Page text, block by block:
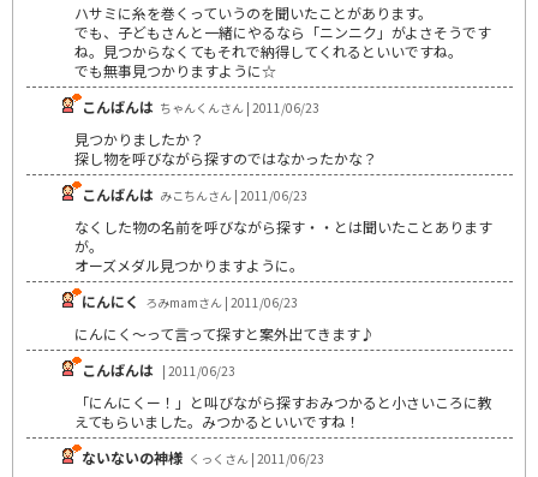
ハサミに糸を巻くっていうのを聞いたことがあります。
でも、子どもさんと一緒にやるなら「ニンニク」がよさそうです
ね。見つからなくてもそれで納得してくれるといいですね。
でも無事見つかりますように☆
こんばんは ちゃんくんさん | 2011/06/23
見つかりましたか？
探し物を呼びながら探すのではなかったかな？
こんばんは みこちんさん | 2011/06/23
なくした物の名前を呼びながら探す・・とは聞いたことあります
が。
オーズメダル見つかりますように。
にんにく ろみmamさん | 2011/06/23
にんにく～って言って探すと案外出てきます♪
こんばんは | 2011/06/23
「にんにくー！」と叫びながら探すおみつかると小さいころに教
えてもらいました。みつかるといいですね！
ないないの神様 くっくさん | 2011/06/23